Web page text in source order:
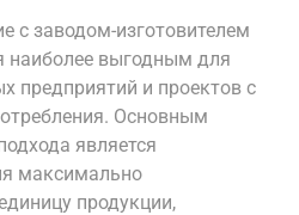
с заводом-изготовителем
наиболее выгодным для
предприятий и проектов с
Основным
является
максимально
продукции,